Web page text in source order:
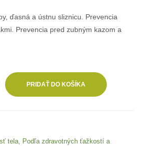
ďasná a ústnu sliznicu. Prevencia
Prevencia pred zubným kazom a
PRIDAŤ DO KOŠÍKA
tela
Podľa zdravotných ťažkostí a